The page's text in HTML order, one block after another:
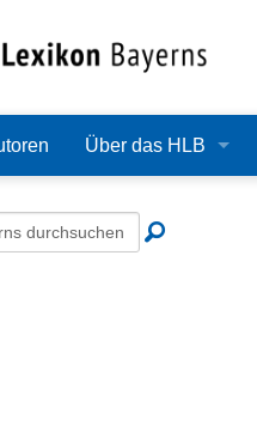
Über das HLB
Redaktion